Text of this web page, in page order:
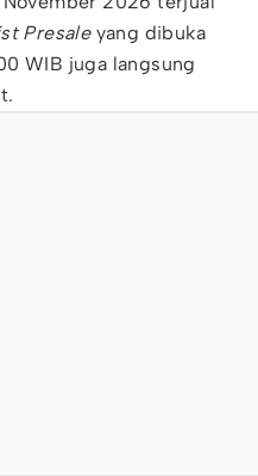
Presaleyang dibuka
WIB juga langsung